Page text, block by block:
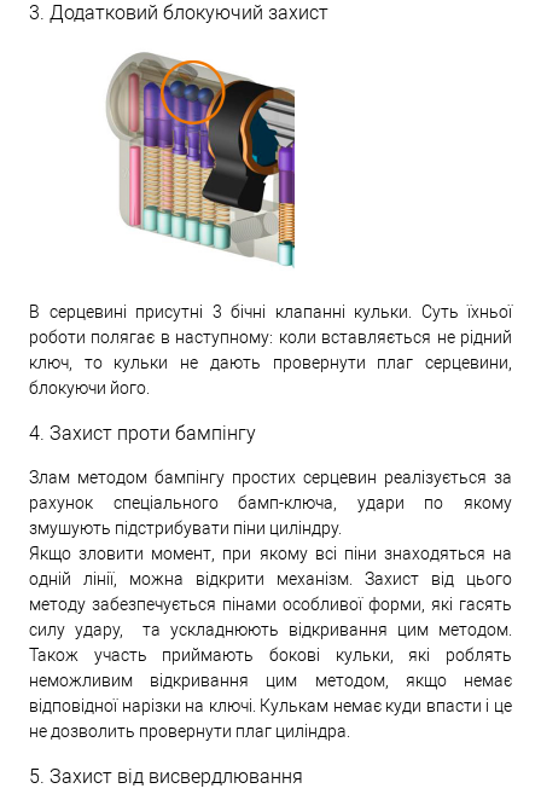
3. Додатковий блокуючий захист
В серцевині присутні 3 бічні клапанні кульки. Суть їхньої
роботи полягає в наступному: коли вставляється не рідний
ключ, то кульки не дають провернути плаг серцевини,
блокуючи його.
4. Захист проти бампінгу
Злам методом бампінгу простих серцевин реалізується за
рахунок спеціального бамп-ключа, удари по якому
змушують підстрибувати піни циліндру.
Якщо зловити момент, при якому всі піни знаходяться на
одній лінії, можна відкрити механізм. Захист від цього
методу забезпечується пінами особливої форми, які гасять
силу удару, та ускладнюють відкривання цим методом.
Також участь приймають бокові кульки, які роблять
неможливим відкривання цим методом, якщо немає
відповідної нарізки на ключі. Кулькам немає куди впасти і це
не дозволить провернути плаг циліндра.
5. Захист від висвердлювання